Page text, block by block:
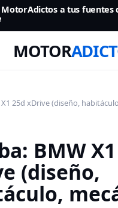
a tus fuentes
MOTOR
25d xDrive (diseño,
BMW
(diseño,